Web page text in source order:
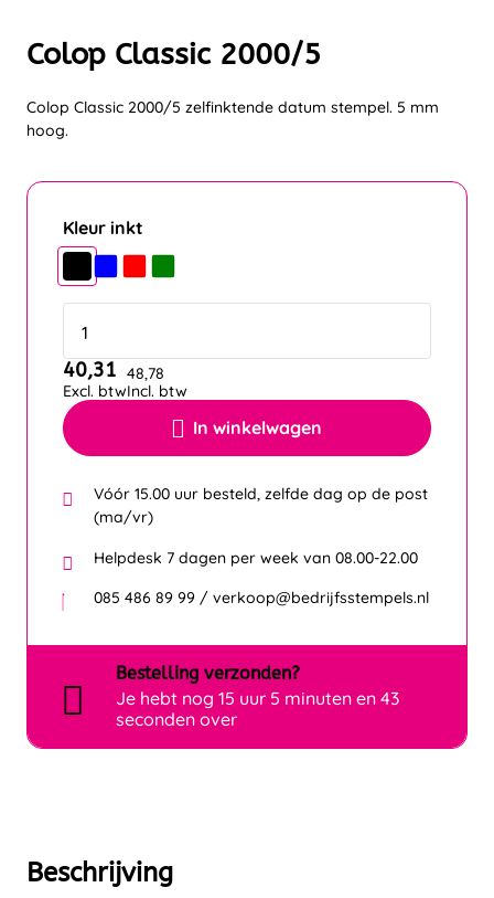
Beschrijving
Colop Classic 2000/5
Colop Classic 2000/5 zelfinktende datum stempel. 5 mm
hoog.
Kleur inkt
In winkelwagen
40,31
Excl. btw
48,78
Incl. btw
Vóór 15.00 uur besteld, zelfde dag op de post
(ma/vr)
Helpdesk 7 dagen per week van 08.00-22.00
085 486 89 99 / verkoop@bedrijfsstempels.nl
Bestelling verzonden?
Je hebt nog 15 uur 5 minuten en 43
seconden over